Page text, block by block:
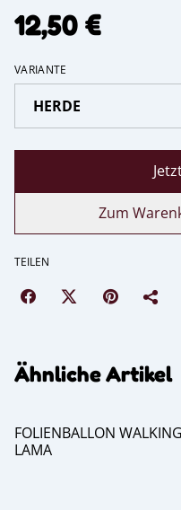
12,50 €
VARIANTE
Zum
TEILEN
Ähnliche Artikel
FOLIENBALLON WALKING
LAMA